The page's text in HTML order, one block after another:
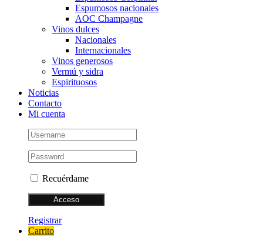
Espumosos nacionales
AOC Champagne
Vinos dulces
Nacionales
Internacionales
Vinos generosos
Vermú y sidra
Espirituosos
Noticias
Contacto
Mi cuenta
Recuérdame
Registrar
Carrito